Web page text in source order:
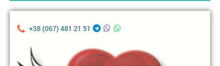
+38 (067) 481 21 51